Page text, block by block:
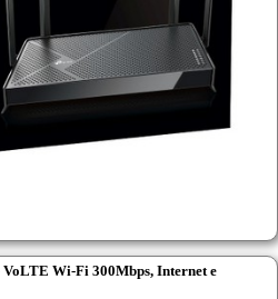
Wi-Fi 300Mbps, Internet e